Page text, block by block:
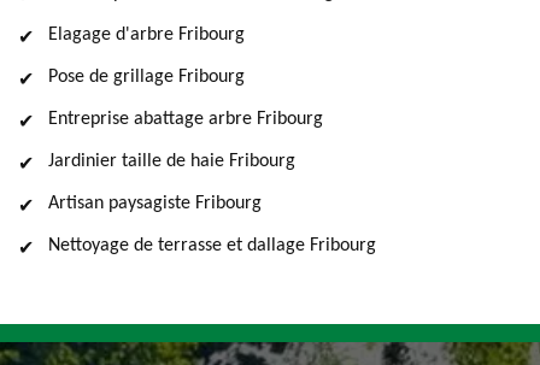
Elagage d'arbre Fribourg
Pose de grillage Fribourg
Entreprise abattage arbre Fribourg
Jardinier taille de haie Fribourg
Artisan paysagiste Fribourg
Nettoyage de terrasse et dallage Fribourg